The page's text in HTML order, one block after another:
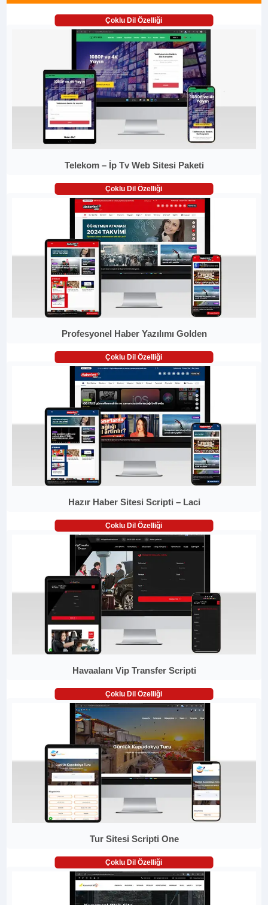
Çoklu Dil Özelliği
Telekom – İp Tv Web Sitesi Paketi
Çoklu Dil Özelliği
Profesyonel Haber Yazılımı Golden
Çoklu Dil Özelliği
Hazır Haber Sitesi Scripti – Laci
Çoklu Dil Özelliği
Havaalanı Vip Transfer Scripti
Çoklu Dil Özelliği
Tur Sitesi Scripti One
Çoklu Dil Özelliği